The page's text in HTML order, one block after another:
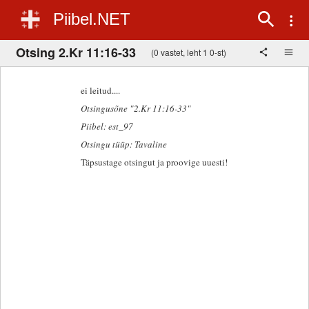
Piibel.NET
Otsing 2.Kr 11:16-33 (0 vastet, leht 1 0-st)
ei leitud....
Otsingusõne "2.Kr 11:16-33"
Piibel: est_97
Otsingu tüüp: Tavaline
Täpsustage otsingut ja proovige uuesti!